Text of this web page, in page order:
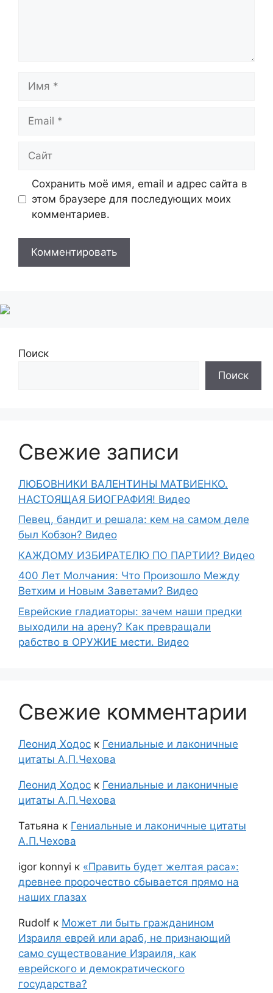
Имя
Email
Сайт
Сохранить моё имя, email и адрес сайта в
этом браузере для последующих моих
комментариев.
Поиск
Поиск
Свежие записи
ЛЮБОВНИКИ ВАЛЕНТИНЫ МАТВИЕНКО.
НАСТОЯЩАЯ БИОГРАФИЯ! Видео
Певец, бандит и решала: кем на самом деле
был Кобзон? Видео
КАЖДОМУ ИЗБИРАТЕЛЮ ПО ПАРТИИ? Видео
400 Лет Молчания: Что Произошло Между
Ветхим и Новым Заветами? Видео
Еврейские гладиаторы: зачем наши предки
выходили на арену? Как превращали
рабство в ОРУЖИЕ мести. Видео
Свежие комментарии
Леонид Ходос к Гениальные и лаконичные
цитаты А.П.Чехова
Леонид Ходос к Гениальные и лаконичные
цитаты А.П.Чехова
Татьяна к Гениальные и лаконичные цитаты
А.П.Чехова
igor konnyi к «Править будет желтая раса»:
древнее пророчество сбывается прямо на
наших глазах
Rudolf к Может ли быть гражданином
Израиля еврей или араб, не признающий
само существование Израиля, как
еврейского и демократического
государства?